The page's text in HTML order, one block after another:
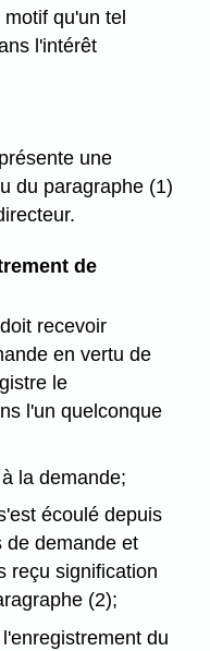
qu'un tel
l'intérêt
une
du paragraphe (1)
de
recevoir
en vertu de
le
l'un quelconque
la demande;
écoulé depuis
de demande et
reçu signification
(2);
du